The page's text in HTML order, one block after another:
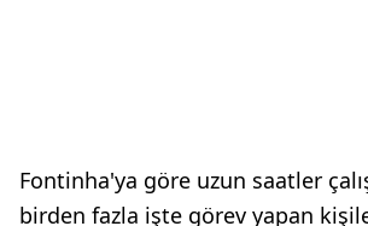
Fontinha'ya göre uzun saatler
birden fazla işte görev yapan